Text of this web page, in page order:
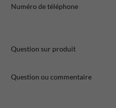
Numéro de téléphone
Question sur produit
Question ou commentaire